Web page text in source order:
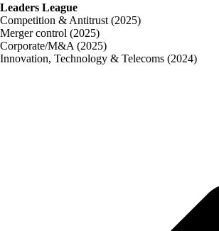
Leaders League
Competition & Antitrust (2025)
Merger control (2025)
Corporate/M&A (2025)
Innovation, Technology & Telecoms (2024)